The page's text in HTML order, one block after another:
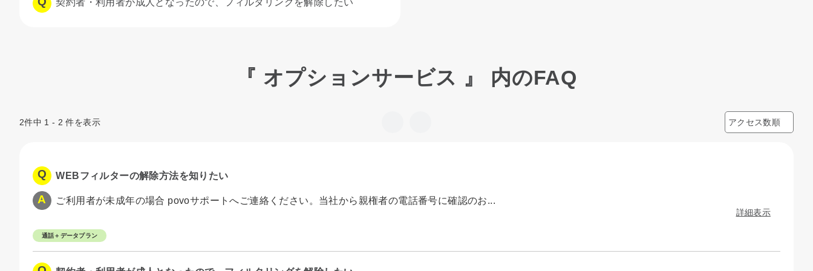
契約者・利用者が成人となったので、フィルタリングを解除したい
『 オプションサービス 』 内のFAQ
2件中 1 - 2 件を表示
WEBフィルターの解除方法を知りたい
ご利用者が未成年の場合 povoサポートへご連絡ください。当社から親権者の電話番号に確認のお...
詳細表示
通話＋データプラン